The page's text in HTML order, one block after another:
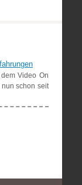
Video On
nun schon seit